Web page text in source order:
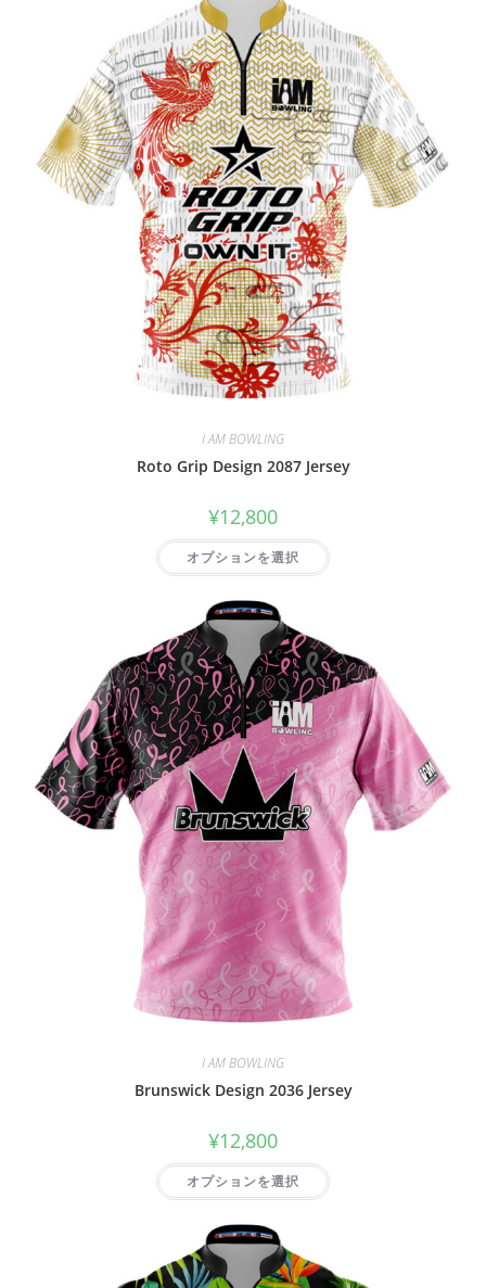
I AM BOWLING
Roto Grip Design 2087 Jersey
¥12,800
オプションを選択
I AM BOWLING
Brunswick Design 2036 Jersey
¥12,800
オプションを選択